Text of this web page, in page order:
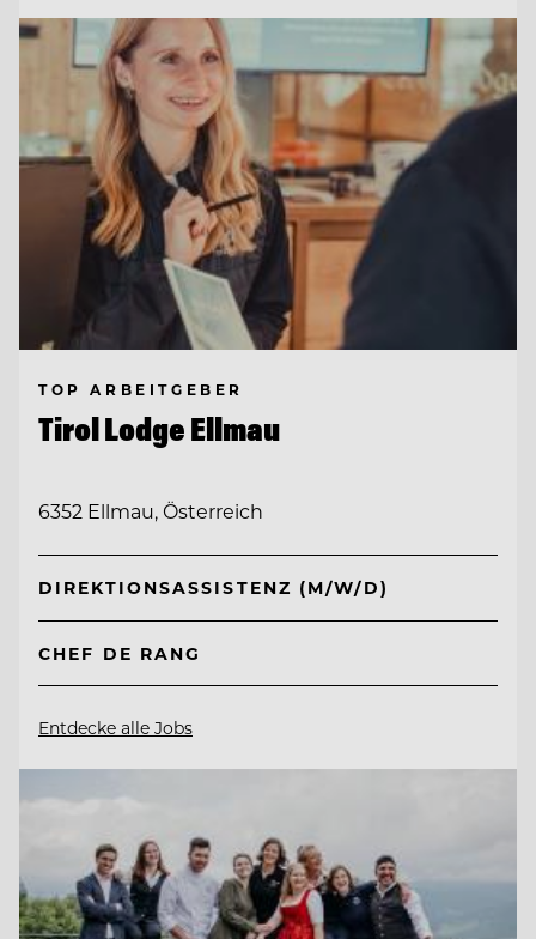
TOP ARBEITGEBER
Tirol Lodge Ellmau
6352 Ellmau, Österreich
DIREKTIONSASSISTENZ (M/W/D)
CHEF DE RANG
Entdecke alle Jobs